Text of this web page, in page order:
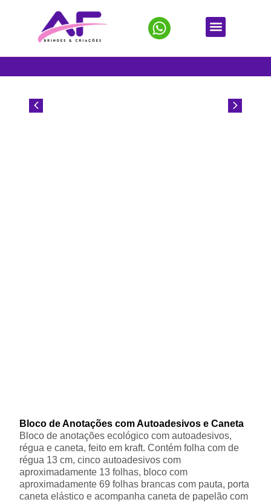
Bloco de Anotações com Autoadesivos e Caneta
Bloco de anotações ecológico com autoadesivos,
régua e caneta, feito em kraft. Contém folha com de
régua 13 cm, cinco autoadesivos com
aproximadamente 13 folhas, bloco com
aproximadamente 69 folhas brancas com pauta, porta
caneta elástico e acompanha caneta de papelão com